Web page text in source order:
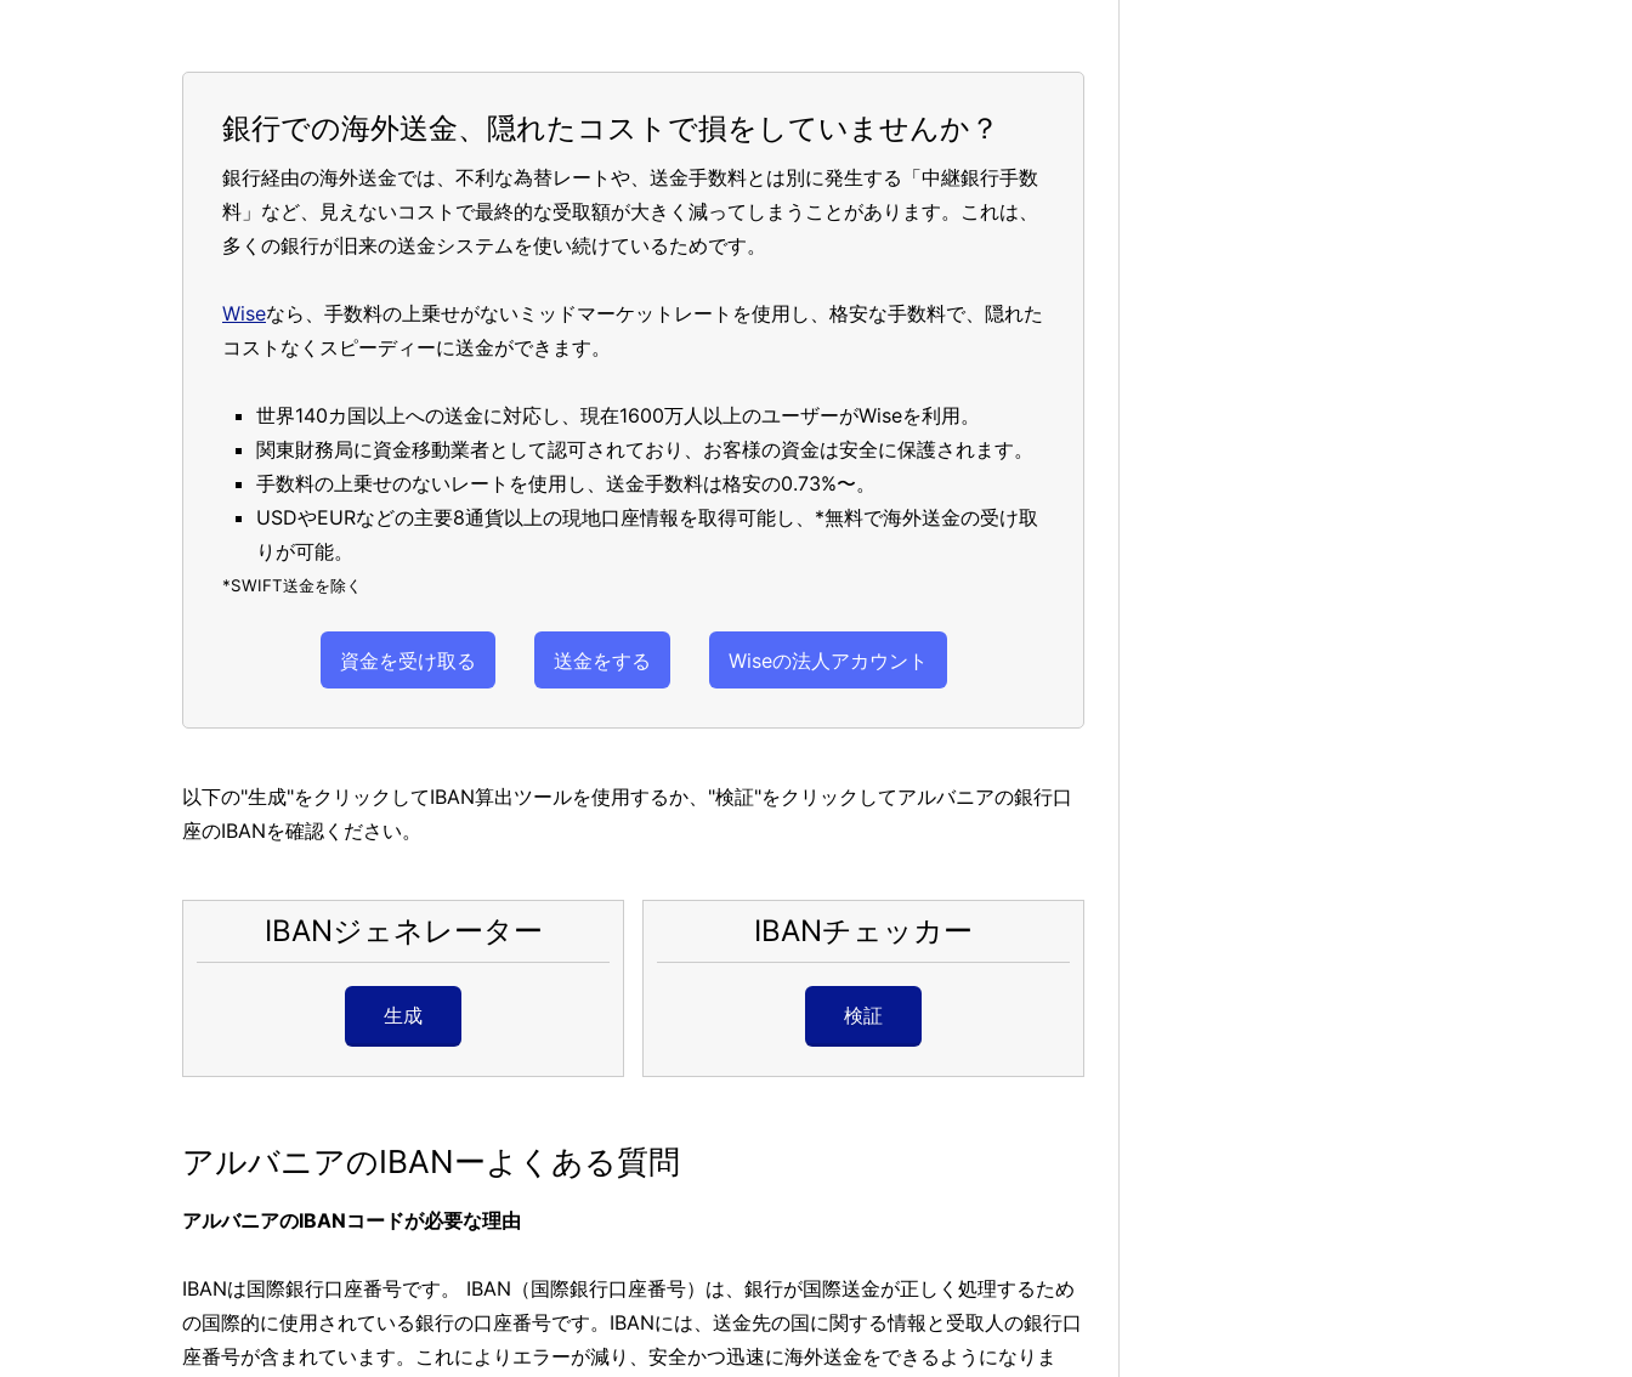
銀行での海外送金、隠れたコストで損をしていませんか？
銀行経由の海外送金では、不利な為替レートや、送金手数料とは別に発生する「中継銀行手数
料」など、見えないコストで最終的な受取額が大きく減ってしまうことがあります。これは、
多くの銀行が旧来の送金システムを使い続けているためです。
Wiseなら、手数料の上乗せがないミッドマーケットレートを使用し、格安な手数料で、隠れた
コストなくスピーディーに送金ができます。
世界140カ国以上への送金に対応し、現在1600万人以上のユーザーがWiseを利用。
関東財務局に資金移動業者として認可されており、お客様の資金は安全に保護されます。
手数料の上乗せのないレートを使用し、送金手数料は格安の0.73%〜。
USDやEURなどの主要8通貨以上の現地口座情報を取得可能し、*無料で海外送金の受け取
りが可能。
*SWIFT送金を除く
資金を受け取る 送金をする Wiseの法人アカウント
以下の"生成"をクリックしてIBAN算出ツールを使用するか、"検証"をクリックしてアルバニアの銀行口
座のIBANを確認ください。
IBANジェネレーター
生成
IBANチェッカー
検証
アルバニアのIBANーよくある質問
アルバニアのIBANコードが必要な理由
IBANは国際銀行口座番号です。 IBAN（国際銀行口座番号）は、銀行が国際送金が正しく処理するため
の国際的に使用されている銀行の口座番号です。IBANには、送金先の国に関する情報と受取人の銀行口
座番号が含まれています。これによりエラーが減り、安全かつ迅速に海外送金をできるようになりま